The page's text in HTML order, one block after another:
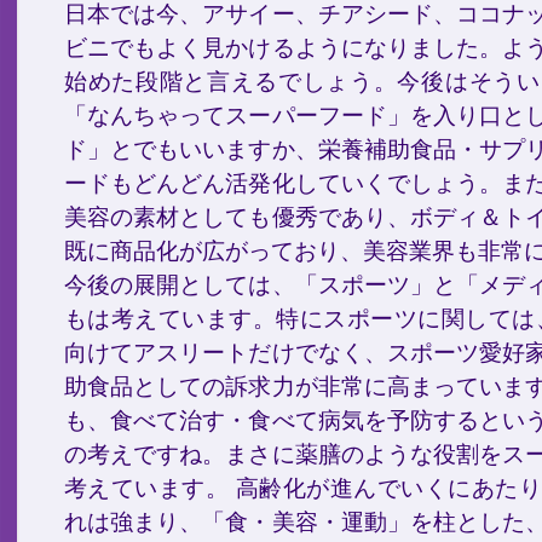
日本では今、アサイー、チアシード、ココナ
ビニでもよく見かけるようになりました。よ
始めた段階と言えるでしょう。今後はそう
「なんちゃってスーパーフード」を入り口と
ド」とでもいいますか、栄養補助食品・サプ
ードもどんどん活発化していくでしょう。ま
美容の素材としても優秀であり、ボディ＆ト
既に商品化が広がっており、美容業界も非常
今後の展開としては、「スポーツ」と「メデ
もは考えています。特にスポーツに関して
向けてアスリートだけでなく、スポーツ愛好
助食品としての訴求力が非常に高まっていま
も、食べて治す・食べて病気を予防するとい
の考えですね。まさに薬膳のような役割をス
考えています。 高齢化が進んでいくにあた
れは強まり、「食・美容・運動」を柱とした